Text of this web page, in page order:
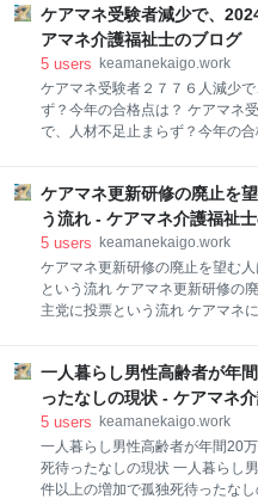
グのお知らせ⇓⇓ 即日給与が支払
た人材紹介会社から、現金を騙し
逮捕されている介護施設運営会
従業員
ってつらい… 【公式】ケアマネ
ルルールは無くならない 担当ガ
だから… 【公式】ケアマネ介護福
ケアマネ介護福祉士の日常家庭偏
お知らせ⇓⇓ 厚生労働省は、人員
治体ごとの解釈（ローカルルー
範囲内であれば、自治体が独自
すことができる。その結果として
も人員配置に関するルールが異
じる。 人
ケアマネ受験者減少で、
アマネ介護福祉士のブログ
5 users
keamanekaigo.work
ケアマネ受験者２７７６人減少
ず？今年の合格点は？ ケアマネ
で、人材不足止まらず？今年の
マネにならない ケアマネの受験
の合格率は多分３０％前後… ２０
ちゃめちゃ簡単だった そもそも
レース… ケアマネは実務をする
【公式】ケアマネ介護福祉士的
増やすにはやっぱり収入の壁を取
10月13日に実施された第27回介
受講試験。今年度の受験者数は
り2776人（4.9%）減少し、5年ぶ
ケアマネ更新研修の廃止を
う流れ - ケアマネ介護福祉
5 users
keamanekaigo.work
ケアマネ更新研修の廃止を望む
という流れ ケアマネ更新研修の
主党に投票という流れ ケアマネ
なったのは一部のケアマネだけ
人たちが多い… ケアマネの更新
と思う人は国民民主党に投票すれ
マネ介護福祉士的に更新研修廃
マネが増えて結果的にAIへ仕事
アマネは務まらないって思ってる
一人暮らし男性高齢者が年
ったなしの現状 - ケアマネ
5 users
keamanekaigo.work
一人暮らし男性高齢者が年間20
死待ったなしの現状 一人暮らし
件以上の増加で孤独死待ったな